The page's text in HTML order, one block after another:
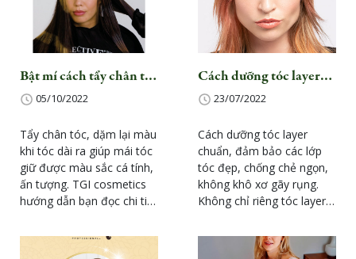
Bật mí cách tẩy chân tóc
siêu đơn giản chuẩn
Salon tại nhà
05/10/2022
Tẩy chân tóc, dặm lại màu
khi tóc dài ra giúp mái tóc
giữ được màu sắc cá tính,
ấn tượng. TGI cosmetics
hướng dẫn bạn đọc chi tiết
nhà đẹp chuẩn như Salon.
Xem chi tiết tại đây.
Cách dưỡng tóc layer
vào nếp chuẩn salon tại
nhà
23/07/2022
Cách dưỡng tóc layer
chuẩn, đảm bảo các lớp
tóc đẹp, chống chẻ ngọn,
không khô xơ gãy rụng.
Không chỉ riêng tóc layer
cũng cần quá trình chăm
sóc đúng chuẩn sau khi